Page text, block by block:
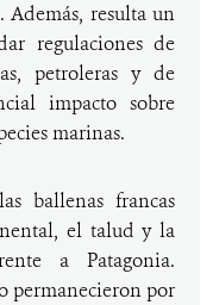
Además, resulta un
regulaciones de
petroleras y de
impacto sobre
marinas.
ballenas francas
el talud y la
a Patagonia.
permanecieron por